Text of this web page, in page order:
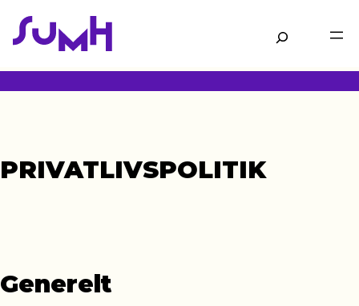
hovedindhold
Søg
PRIVATLIVSPOLITIK
Generelt